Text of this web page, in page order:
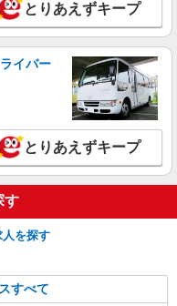
とりあえずキープ
イバー
とりあえずキープ
す
を探す
すべて